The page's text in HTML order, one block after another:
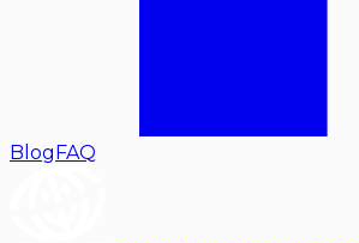
BlogFAQ